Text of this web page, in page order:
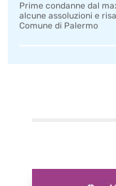
Prime condanne dal
alcune assoluzioni e
Comune di Palermo